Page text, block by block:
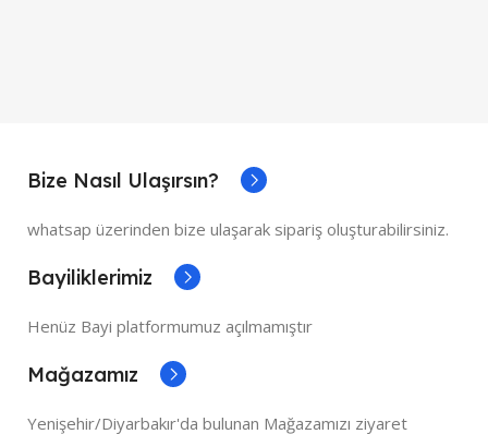
Bize Nasıl Ulaşırsın?
whatsap üzerinden bize ulaşarak sipariş oluşturabilirsiniz.
Bayiliklerimiz
Henüz Bayi platformumuz açılmamıştır
Mağazamız
Yenişehir/Diyarbakır'da bulunan Mağazamızı ziyaret